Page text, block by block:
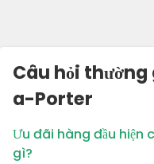
Câu hỏi
a-Porter
Ưu đãi hàng đầu
gì?